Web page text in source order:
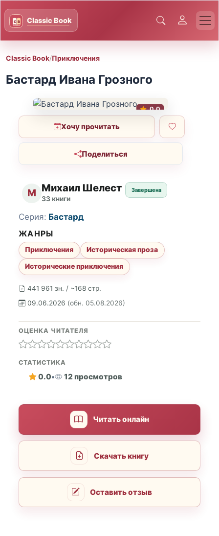
Classic Book/Приключения
Бастард Ивана Грозного
0.0
Хочу прочитать
Поделиться
М Михаил Шелест
33 книги
Завершена
441 961 зн. / ~168 стр.
09.06.2026 (обн. 05.08.2026)
Серия: Бастард
ЖАНРЫ
Приключения
Историческая проза
Исторические приключения
ОЦЕНКА ЧИТАТЕЛЯ
СТАТИСТИКА
0.0• 12 просмотров
Читать онлайн
Скачать книгу
Оставить отзыв